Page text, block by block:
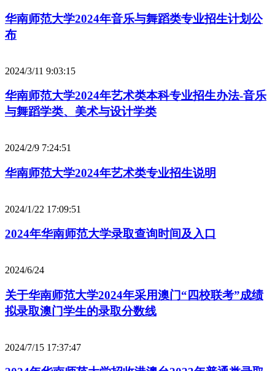
华南师范大学2024年音乐与舞蹈类专业招生计划公
布
2024/3/11 9:03:15
华南师范大学2024年艺术类本科专业招生办法-音乐
与舞蹈学类、美术与设计学类
2024/2/9 7:24:51
华南师范大学2024年艺术类专业招生说明
2024/1/22 17:09:51
2024年华南师范大学录取查询时间及入口
2024/6/24
关于华南师范大学2024年采用澳门“四校联考”成绩
拟录取澳门学生的录取分数线
2024/7/15 17:37:47